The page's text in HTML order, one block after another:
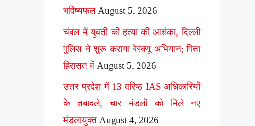
भविष्यफल August 5, 2026
चंबल में युवती की हत्या की आशंका, दिल्ली
पुलिस ने शुरू कराया रेस्क्यू अभियान; पिता
हिरासत में August 5, 2026
उत्तर प्रदेश में 13 वरिष्ठ IAS अधिकारियों
के तबादले, चार मंडलों को मिले नए
मंडलायुक्त August 4, 2026